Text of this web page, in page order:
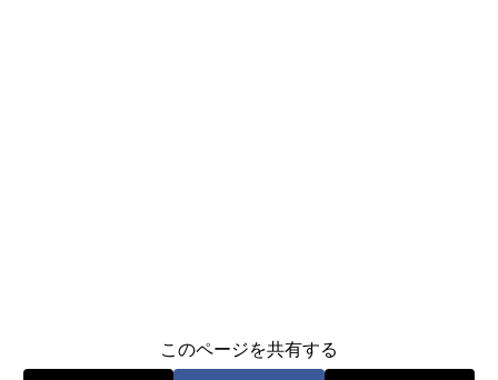
このページを共有する